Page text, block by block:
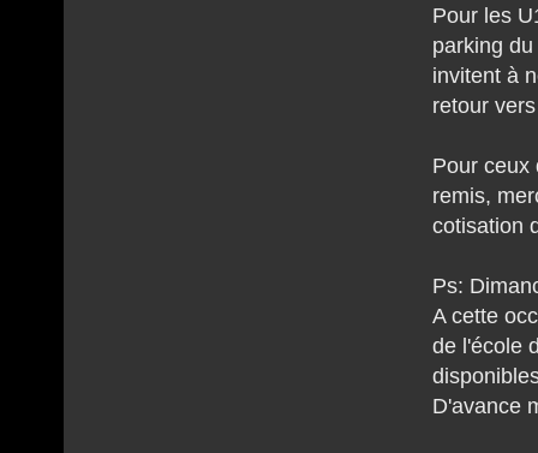
Pour les
parking
invitent à
retour
Pour ceux
remis,
cotisation
Ps:
A cette
de l'école
D'avance